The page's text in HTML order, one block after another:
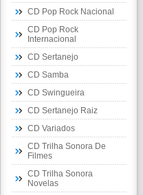
CD Pop Rock Nacional
CD Pop Rock
Internacional
CD Sertanejo
CD Samba
CD Swingueira
CD Sertanejo Raiz
CD Variados
CD Trilha Sonora De
Filmes
CD Trilha Sonora
Novelas